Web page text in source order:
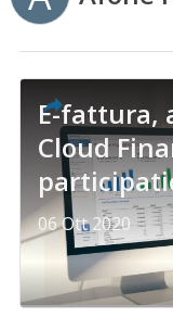
E-fattura,
Cloud
06 Ott 2020